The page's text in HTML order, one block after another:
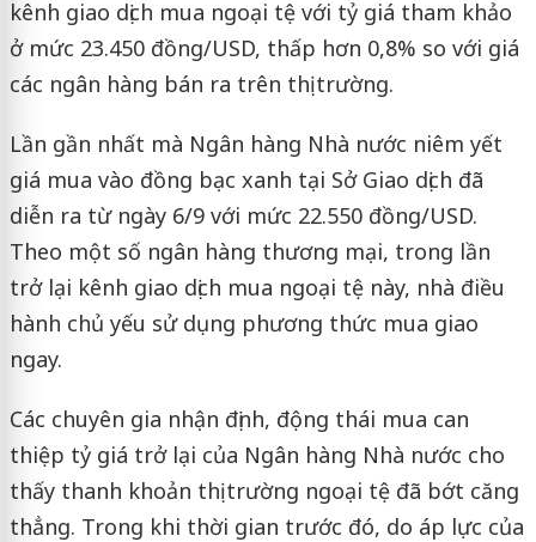
kênh giao dịch mua ngoại tệ với tỷ giá tham khảo
ở mức 23.450 đồng/USD, thấp hơn 0,8% so với giá
các ngân hàng bán ra trên thị trường.
Lần gần nhất mà Ngân hàng Nhà nước niêm yết
giá mua vào đồng bạc xanh tại Sở Giao dịch đã
diễn ra từ ngày 6/9 với mức 22.550 đồng/USD.
Theo một số ngân hàng thương mại, trong lần
trở lại kênh giao dịch mua ngoại tệ này, nhà điều
hành chủ yếu sử dụng phương thức mua giao
ngay.
Các chuyên gia nhận định, động thái mua can
thiệp tỷ giá trở lại của Ngân hàng Nhà nước cho
thấy thanh khoản thị trường ngoại tệ đã bớt căng
thẳng. Trong khi thời gian trước đó, do áp lực của